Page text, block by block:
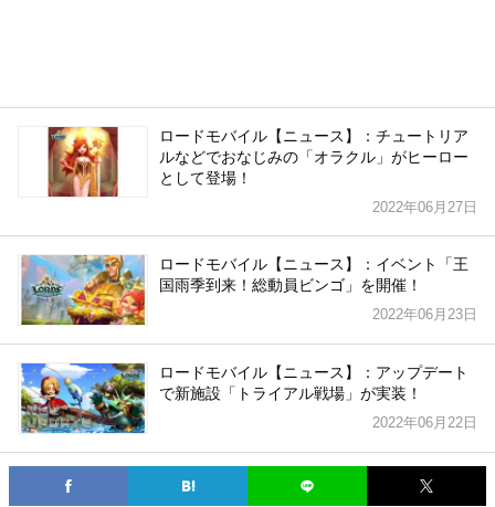
ロードモバイル【ニュース】：チュートリア
ルなどでおなじみの「オラクル」がヒーロー
として登場！
2022年06月27日
ロードモバイル【ニュース】：イベント「王
国雨季到来！総動員ビンゴ」を開催！
2022年06月23日
ロードモバイル【ニュース】：アップデート
で新施設「トライアル戦場」が実装！
2022年06月22日